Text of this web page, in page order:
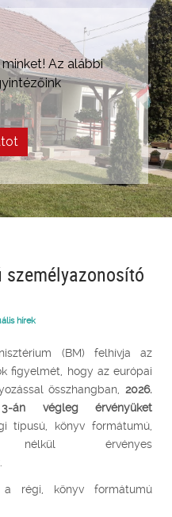
már több
el
személyazonosító
hírek
(BM) felhívja az
figyelmét, hogy az európai
összhangban, 2026.
án végleg érvényüket
típusú, könyv formátumú,
nélkül érvényes
régi, könyv formátumú